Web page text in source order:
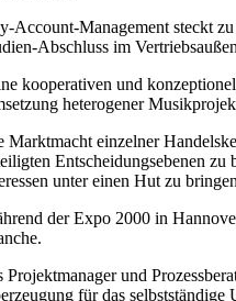
Account-Management steckt
Abschluss im
kooperativen und
heterogener
Marktmacht einzelner
Entscheidungsebenen
unter einen Hut zu
der Expo 2000 in
Projektmanager und
für das